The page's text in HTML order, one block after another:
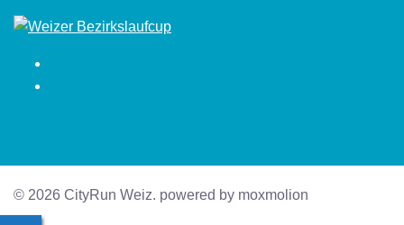
© 2026 CityRun Weiz. powered by moxmolion